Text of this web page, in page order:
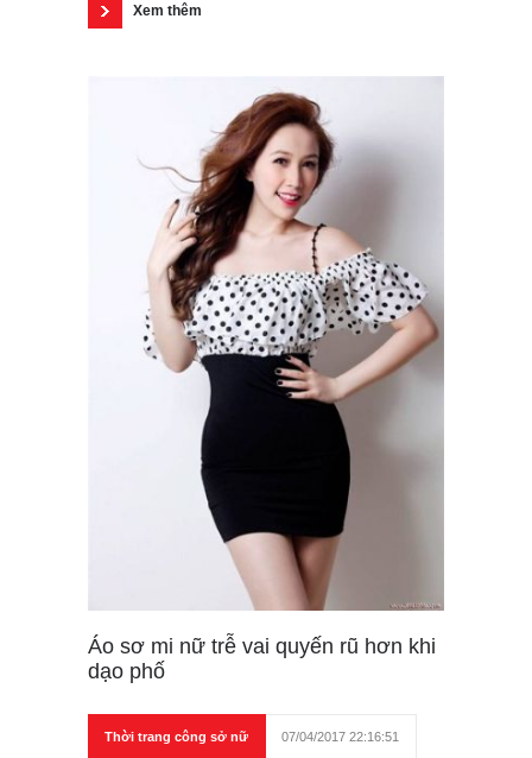
Xem thêm
Áo sơ mi nữ trễ vai quyến rũ hơn khi
dạo phố
Thời trang công sở nữ 07/04/2017 22:16:51